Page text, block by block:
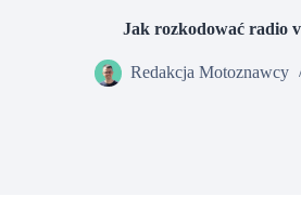
Jak rozkodować radio
Redakcja Motoznawcy